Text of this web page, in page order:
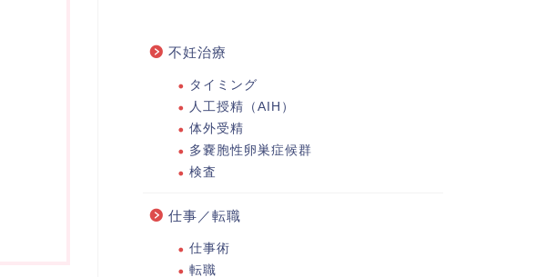
不妊治療
タイミング
人工授精（AIH）
体外受精
多嚢胞性卵巣症候群
検査
仕事／転職
仕事術
転職